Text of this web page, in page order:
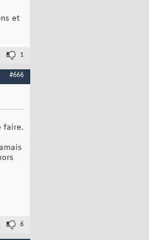
et
1
#666
faire.
6